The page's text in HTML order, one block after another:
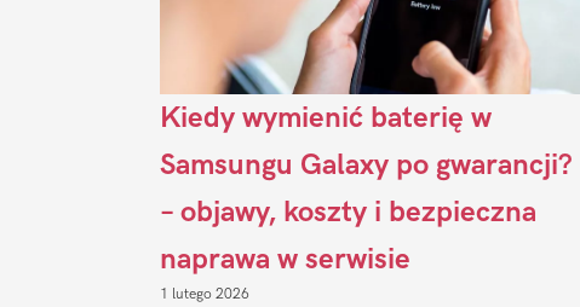
Kiedy wymienić baterię w
Samsungu Galaxy po gwarancji?
– objawy, koszty i bezpieczna
naprawa w serwisie
1 lutego 2026